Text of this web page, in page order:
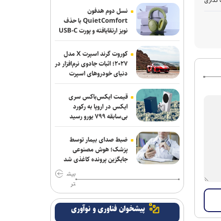
برکناری دو مقام ارشد موساد پس از ناکامی
طرح علیه ایران
نشست خبری رئیس‌جمهور فردا برگزار
می‌شود
واشنگتن‌پست: نارضایتی ترامپ از وزیر
جنگ آمریکا افزایش یافته است
برنی سندرز: ترامپ خطرناک‌ ترین رئیس‌
جمهور تاریخ آمریکا است
قشقاوی: آمریکا یک هفته پس از تفاهم
اسلام آباد آن را نقض کرد
پیامد‌های جنگ با ایران و افزایش قیمت
سوخت هستند
پاکستان: خواهان جنگ با افغانستان
نسل دوم هدفون
QuietComfort با حذف
نویز ارتقایافته و پورت USB-C
عرضه شد
کوروت گرند اسپرت X مدل
۲۰۲۷؛ اثبات جادوی نرم‌افزار در
دنیای خودروهای اسپرت
قیمت ایکس‌باکس سری
ایکس در اروپا به رکورد
بی‌سابقه ۷۹۹ یورو رسید
ضبط صدای بیمار توسط
پزشک؛ هوش مصنوعی
جایگزین پرونده کاغذی شد
بیش
تر
پیشخوان فناوری و نوآوری